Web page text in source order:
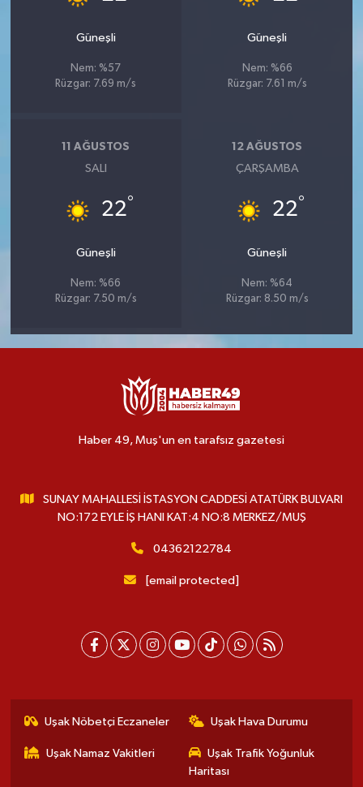
Güneşli
Nem: %57
Rüzgar: 7.69 m/s
Güneşli
Nem: %66
Rüzgar: 7.61 m/s
11 AĞUSTOS
SALI
22°
Güneşli
Nem: %66
Rüzgar: 7.50 m/s
12 AĞUSTOS
ÇARŞAMBA
22°
Güneşli
Nem: %64
Rüzgar: 8.50 m/s
Haber 49, Muş'un en tarafsız gazetesi
SUNAY MAHALLESİ İSTASYON CADDESİ ATATÜRK BULVARI
NO:172 EYLE İŞ HANI KAT:4 NO:8 MERKEZ/MUŞ
04362122784
[email protected]
Uşak Nöbetçi Eczaneler Uşak Hava Durumu
Uşak Namaz Vakitleri
Uşak Trafik Yoğunluk
Haritası